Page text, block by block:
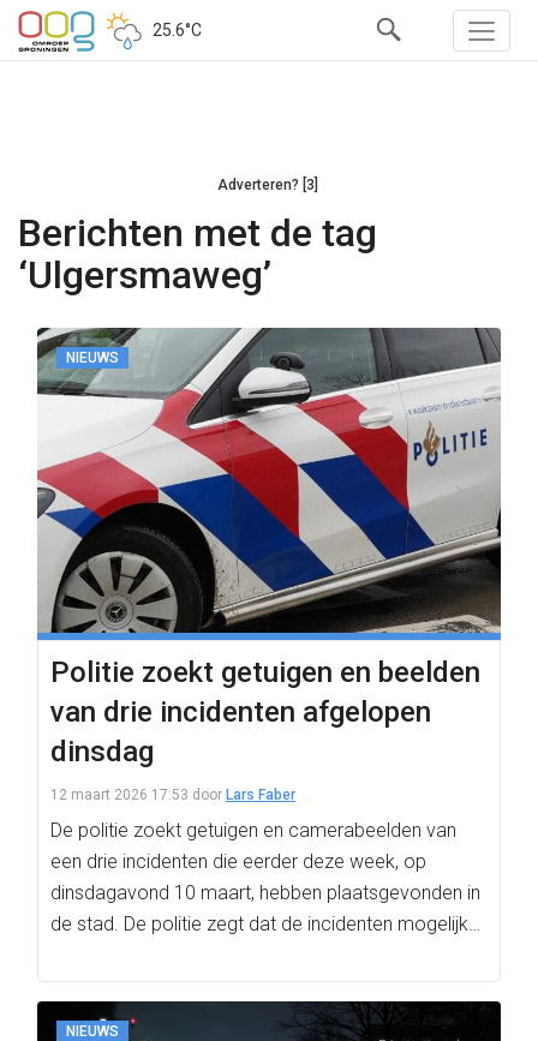
25.6°C
Adverteren? [3]
Berichten met de tag
‘Ulgersmaweg’
NIEUWS
Politie zoekt getuigen en beelden
van drie incidenten afgelopen
dinsdag
12 maart 2026 17:53 door Lars Faber
De politie zoekt getuigen en camerabeelden van
een drie incidenten die eerder deze week, op
dinsdagavond 10 maart, hebben plaatsgevonden in
de stad. De politie zegt dat de incidenten mogelijk…
NIEUWS